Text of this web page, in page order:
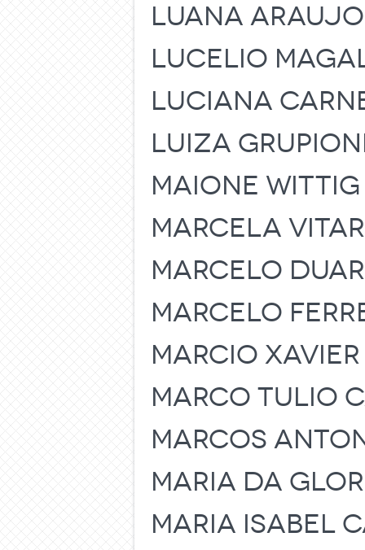
LUANA
LUCELIO
LUCIANA
LUIZA
MAIONE
MARCELA
MARCELO
MARCELO
MARCIO
MARCO TULIO
MARCOS
MARIA DA
MARIA ISABEL